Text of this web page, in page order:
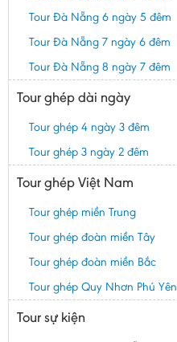
Tour Đà Nẵng 6 ngày 5 đêm
Tour Đà Nẵng 7 ngày 6 đêm
Tour Đà Nẵng 8 ngày 7 đêm
Tour ghép dài ngày
Tour ghép 4 ngày 3 đêm
Tour ghép 3 ngày 2 đêm
Tour ghép Việt Nam
Tour ghép miền Trung
Tour ghép đoàn miền Tây
Tour ghép đoàn miền Bắc
Tour ghép Quy Nhơn Phú Yên
Tour sự kiện